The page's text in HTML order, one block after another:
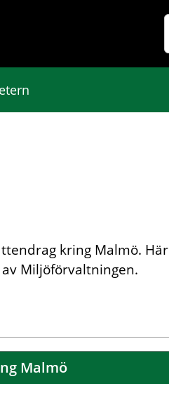
kring Malmö. Här
Miljöförvaltningen.
Malmö